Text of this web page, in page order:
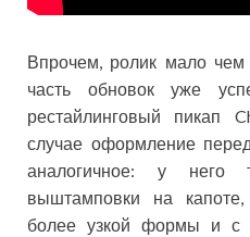
​Впрочем, ролик мало
часть обновок уже
рестайлинговый пикап
случае оформление
аналогичное: у него
выштамповки на
более узкой формы и с